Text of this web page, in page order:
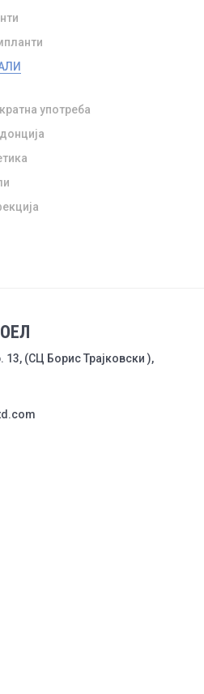
употреба
(СЦ Борис Трајковски ),